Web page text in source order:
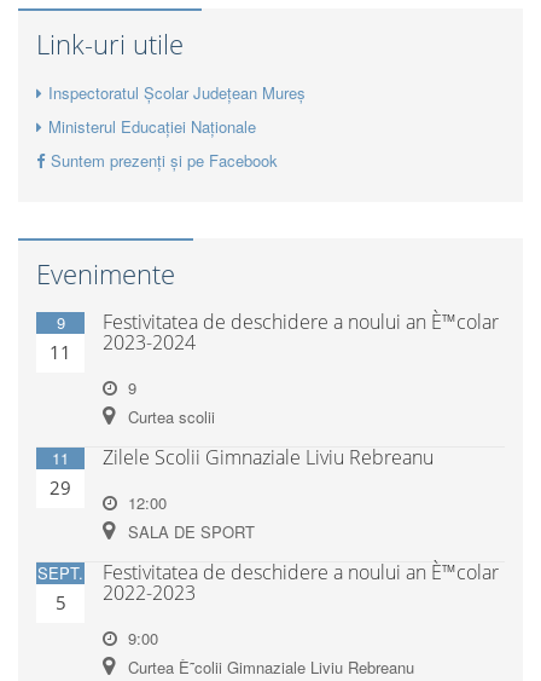
Link-uri utile
Inspectoratul Școlar Județean Mureș
Ministerul Educației Naționale
Suntem prezenți și pe Facebook
Evenimente
9
11
Festivitatea de deschidere a noului an È™colar
2023-2024
9
Curtea scolii
11
29
Zilele Scolii Gimnaziale Liviu Rebreanu
12:00
SALA DE SPORT
SEPT.
5
Festivitatea de deschidere a noului an È™colar
2022-2023
9:00
Curtea È˜colii Gimnaziale Liviu Rebreanu